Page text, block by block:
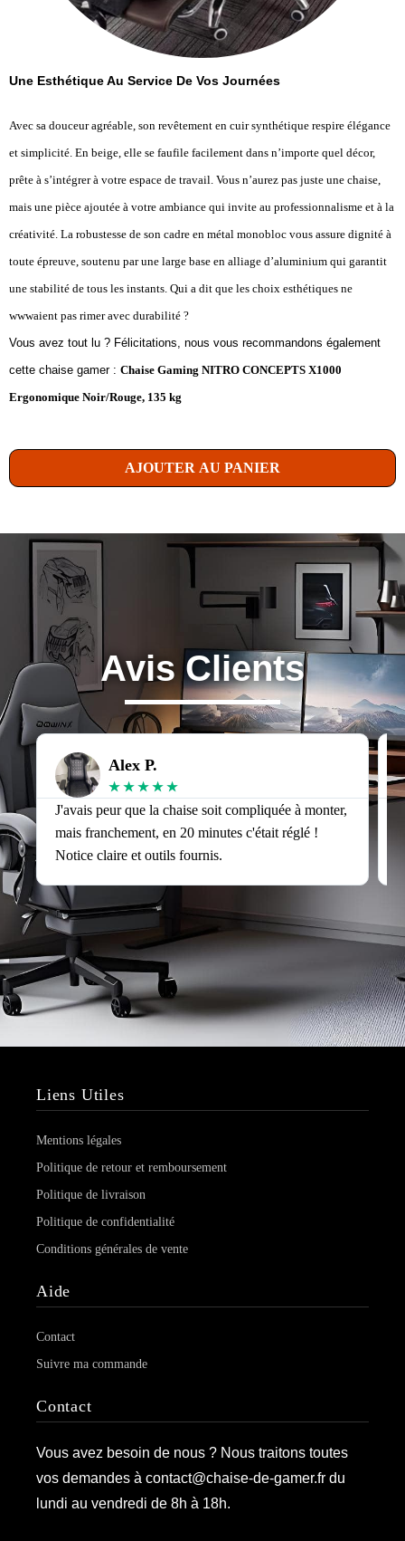
Une Esthétique Au Service De Vos Journées
Avec sa douceur agréable, son revêtement en cuir synthétique respire élégance
et simplicité. En beige, elle se faufile facilement dans n’importe quel décor,
prête à s’intégrer à votre espace de travail. Vous n’aurez pas juste une chaise,
mais une pièce ajoutée à votre ambiance qui invite au professionnalisme et à la
créativité. La robustesse de son cadre en métal monobloc vous assure dignité à
toute épreuve, soutenu par une large base en alliage d’aluminium qui garantit
une stabilité de tous les instants. Qui a dit que les choix esthétiques ne
wwwaient pas rimer avec durabilité ?
Vous avez tout lu ? Félicitations, nous vous recommandons également
cette chaise gamer : Chaise Gaming NITRO CONCEPTS X1000
Ergonomique Noir/Rouge, 135 kg
AJOUTER AU PANIER
Avis Clients
Alex P.
★ ★ ★ ★ ★
J'avais peur que la chaise soit compliquée à monter,
mais franchement, en 20 minutes c'était réglé !
Notice claire et outils fournis.
Liens Utiles
Mentions légales
Politique de retour et remboursement
Politique de livraison
Politique de confidentialité
Conditions générales de vente
Aide
Contact
Suivre ma commande
Contact
Vous avez besoin de nous ? Nous traitons toutes
vos demandes à contact@chaise-de-gamer.fr du
lundi au vendredi de 8h à 18h.